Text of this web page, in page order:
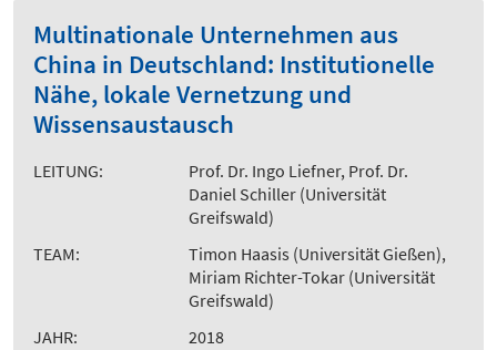
Multinationale Unternehmen aus
China in Deutschland: Institutionelle
Nähe, lokale Vernetzung und
Wissensaustausch
LEITUNG:
Prof. Dr. Ingo Liefner, Prof. Dr.
Daniel Schiller (Universität
Greifswald)
TEAM:
Timon Haasis (Universität Gießen),
Miriam Richter-Tokar (Universität
Greifswald)
JAHR:
2018